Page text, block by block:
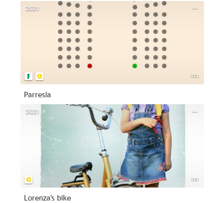
--
2021
Parresia
--
2021
Lorenza's bike